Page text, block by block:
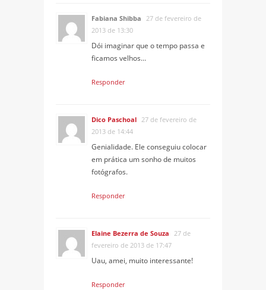
Fabiana Shibba 27 de fevereiro de
2013 de 13:30
Dói imaginar que o tempo passa e
ficamos velhos…
Responder
Dico Paschoal 27 de fevereiro de
2013 de 14:44
Genialidade. Ele conseguiu colocar
em prática um sonho de muitos
fotógrafos.
Responder
Elaine Bezerra de Souza 27 de
fevereiro de 2013 de 17:47
Uau, amei, muito interessante!
Responder